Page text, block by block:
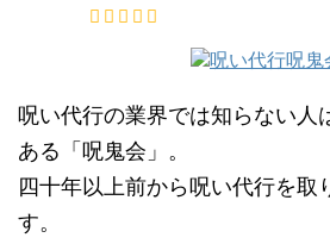
呪い代行の業界では知らない人
ある「呪鬼会」。
四十年以上前から呪い代行を取
す。